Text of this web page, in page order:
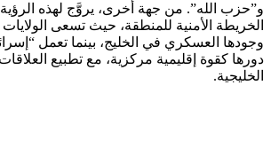
و”حزب الله”. من جهة أخرى، يروَّج لهذه
الخريطة الأمنية للمنطقة، حيث تسعى
وجودها العسكري في الخليج، بينما تعمل
دورها كقوة إقليمية مركزية، مع تطبيع
الخليجية.